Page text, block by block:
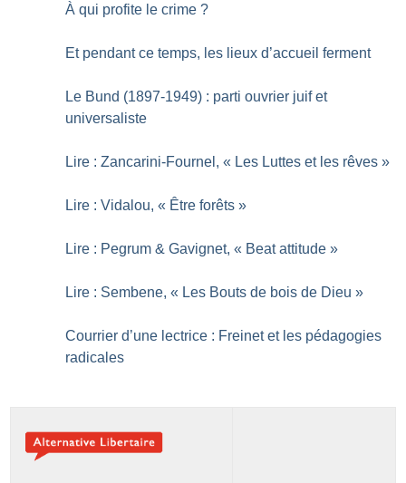
À qui profite le crime ?
Et pendant ce temps, les lieux d’accueil ferment
Le Bund (1897-1949) : parti ouvrier juif et
universaliste
Lire : Zancarini-Fournel, « Les Luttes et les rêves »
Lire : Vidalou, « Être forêts »
Lire : Pegrum & Gavignet, « Beat attitude »
Lire : Sembene, « Les Bouts de bois de Dieu »
Courrier d’une lectrice : Freinet et les pédagogies
radicales